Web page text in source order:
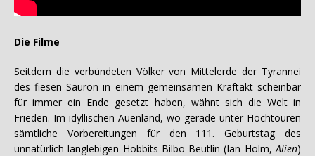
Die Filme
Seitdem die verbündeten Völker von Mittelerde der Tyrannei
des fiesen Sauron in einem gemeinsamen Kraftakt scheinbar
für immer ein Ende gesetzt haben, wähnt sich die Welt in
Frieden. Im idyllischen Auenland, wo gerade unter Hochtouren
sämtliche Vorbereitungen für den 111. Geburtstag des
unnatürlich langlebigen Hobbits Bilbo Beutlin (Ian Holm, Alien)